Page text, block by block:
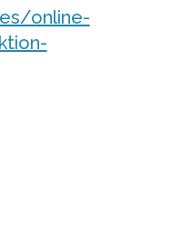
online-